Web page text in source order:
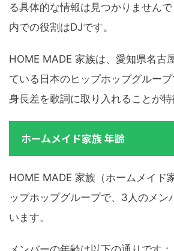
る具体的な情報は見つかりません
内での役割はDJです。
HOME MADE 家族は、愛知県名古
ている日本のヒップホップグルー
身長差を歌詞に取り入れることが特
ホームメイド家族 年齢
HOME MADE 家族（ホームメイド
ップホップグループで、3人のメン
います。